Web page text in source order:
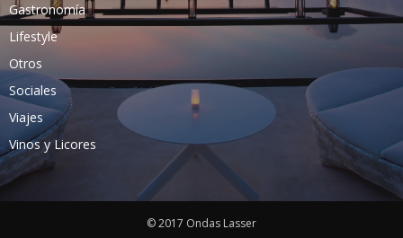
Gastronomía
Lifestyle
Otros
Sociales
Viajes
Vinos y Licores
© 2017 Ondas Lasser